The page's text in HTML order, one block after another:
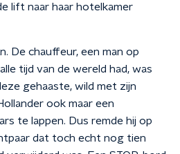
lift naar haar hotelkamer
De chauffeur, een man op
tijd van de wereld had, was
gehaaste, wild met zijn
ook maar een
te lappen. Dus remde hij op
dat toch echt nog tien